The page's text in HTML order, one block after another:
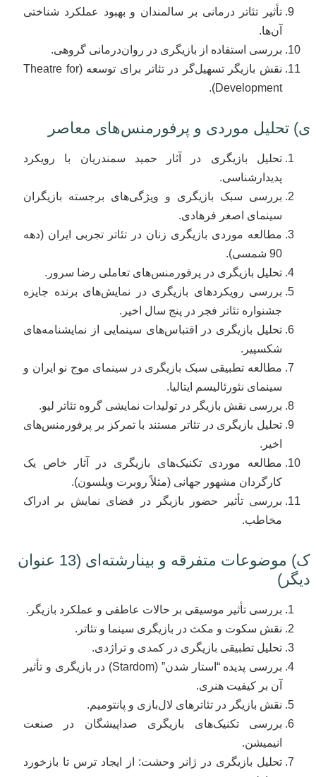
تأثیر تئاتر درمانی بر سالمندان و بهبود عملکرد شناختی
آن‌ها.
بررسی استفاده از بازیگری در روان‌درمانی گروهی.
نقش بازیگر تسهیل‌گر در تئاتر برای توسعه (Theatre for
Development).
ی) تحلیل موردی و پرفورمنس‌های معاصر
تحلیل بازیگری در آثار حمید سمندریان با رویکرد
پدیدارشناسی.
بررسی سبک بازیگری و ویژگی‌های برجسته بازیگران
سینمای اصغر فرهادی.
مطالعه موردی بازیگری زنان در تئاتر تجربی ایران (دهه
90 شمسی).
تحلیل بازیگری در پرفورمنس‌های تعاملی رضا سرور.
بررسی رویکردهای بازیگری در نمایش‌های برنده جایزه
جشنواره تئاتر فجر در پنج سال اخیر.
تحلیل بازیگری در اقتباس‌های سینمایی از نمایشنامه‌های
شکسپیر.
مطالعه تطبیقی سبک بازیگری در سینمای موج نو ایران و
سینمای نئورئالیسم ایتالیا.
بررسی نقش بازیگر در تولیدات نمایشی گروه تئاتر لیو.
تحلیل بازیگری در تئاتر مستند با تمرکز بر پرفورمنس‌های
اخیر.
مطالعه موردی تکنیک‌های بازیگری در آثار خاص یک
کارگردان مشهور جهانی (مثلاً روبرت ویلسون).
بررسی تأثیر حضور بازیگر در فضای نمایش بر ادراک
مخاطب.
ک) موضوعات متفرقه و بینارشته‌ای (13 عنوان
دیگر)
بررسی تأثیر موسیقی بر حالات عاطفی و عملکرد بازیگر.
نقش سکوت و مکث در بازیگری سینما و تئاتر.
تحلیل تطبیقی بازیگری در کمدی و تراژدی.
بررسی پدیده “استار شدن” (Stardom) در بازیگری و تأثیر
آن بر کیفیت هنری.
نقش بازیگر در تئاترهای لال‌بازی و پانتومیم.
بررسی تکنیک‌های بازیگری صداپیشگان در صنعت
انیمیشن.
تحلیل بازیگری در ژانر وحشت: از ایجاد ترس تا بازخورد